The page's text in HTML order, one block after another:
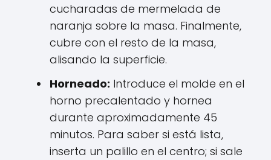
cucharadas de mermelada de
naranja sobre la masa. Finalmente,
cubre con el resto de la masa,
alisando la superficie.
Horneado: Introduce el molde en el
horno precalentado y hornea
durante aproximadamente 45
minutos. Para saber si está lista,
inserta un palillo en el centro; si sale